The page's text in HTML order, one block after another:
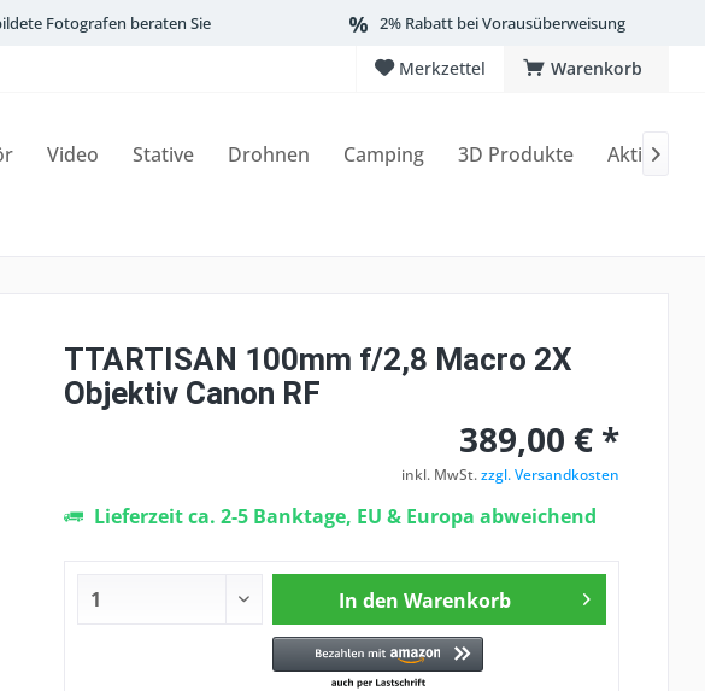
Fotografen beraten Sie 2% Rabatt bei Vorausüberweisung
Warenkorb
Merkzettel
Video Stative Drohnen Camping 3D Produkte Aktionen

TTARTISAN 100mm f/2,8 Macro 2X
Objektiv Canon RF
389,00 € *
inkl. MwSt.zzgl. Versandkosten
Lieferzeit ca. 2-5 Banktage, EU & Europa abweichend
In den Warenkorb